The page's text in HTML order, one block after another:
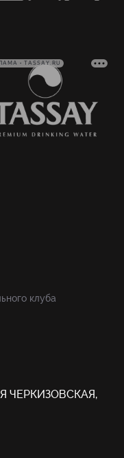
• TASSAY.RU
клуба
ЧЕРКИЗОВСКАЯ,